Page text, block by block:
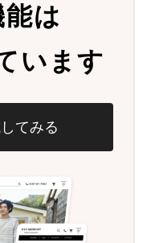
は
います
てみる